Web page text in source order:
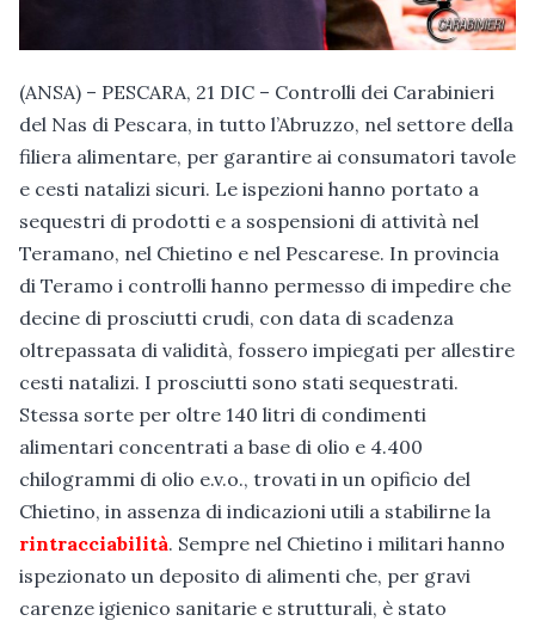
(ANSA) – PESCARA, 21 DIC – Controlli dei Carabinieri
del Nas di Pescara, in tutto l’Abruzzo, nel settore della
filiera alimentare, per garantire ai consumatori tavole
e cesti natalizi sicuri. Le ispezioni hanno portato a
sequestri di prodotti e a sospensioni di attività nel
Teramano, nel Chietino e nel Pescarese. In provincia
di Teramo i controlli hanno permesso di impedire che
decine di prosciutti crudi, con data di scadenza
oltrepassata di validità, fossero impiegati per allestire
cesti natalizi. I prosciutti sono stati sequestrati.
Stessa sorte per oltre 140 litri di condimenti
alimentari concentrati a base di olio e 4.400
chilogrammi di olio e.v.o., trovati in un opificio del
Chietino, in assenza di indicazioni utili a stabilirne la
rintracciabilità. Sempre nel Chietino i militari hanno
ispezionato un deposito di alimenti che, per gravi
carenze igienico sanitarie e strutturali, è stato